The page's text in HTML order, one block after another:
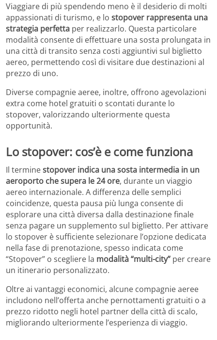
Viaggiare di più spendendo meno è il desiderio di molti
appassionati di turismo, e lo stopover rappresenta una
strategia perfetta per realizzarlo. Questa particolare
modalità consente di effettuare una sosta prolungata in
una città di transito senza costi aggiuntivi sul biglietto
aereo, permettendo così di visitare due destinazioni al
prezzo di uno.
Diverse compagnie aeree, inoltre, offrono agevolazioni
extra come hotel gratuiti o scontati durante lo
stopover, valorizzando ulteriormente questa
opportunità.
Lo stopover: cos’è e come funziona
Il terminestopover indica una sosta intermedia in un
aeroporto che supera le 24 ore, durante un viaggio
aereo internazionale. A differenza delle semplici
coincidenze, questa pausa più lunga consente di
esplorare una città diversa dalla destinazione finale
senza pagare un supplemento sul biglietto. Per attivare
lo stopover è sufficiente selezionare l’opzione dedicata
nella fase di prenotazione, spesso indicata come
“Stopover” o scegliere la modalità “multi-city” per creare
un itinerario personalizzato.
Oltre ai vantaggi economici, alcune compagnie aeree
includono nell’offerta anche pernottamenti gratuiti o a
prezzo ridotto negli hotel partner della città di scalo,
migliorando ulteriormente l’esperienza di viaggio.